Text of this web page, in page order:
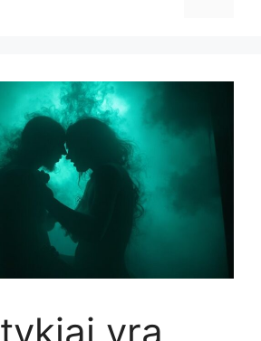
yra